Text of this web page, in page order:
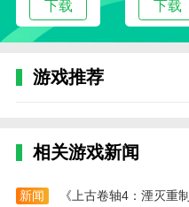
2、设有挑战模式、
法，满足不同类型玩家的
3、丰富的装备系统
中获得丰厚资源，提升机
冬季变形机器人安卓版游
下载 下载
游戏推荐
相关游戏新闻
新闻